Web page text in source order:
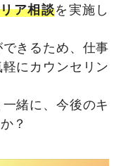
ア相談を実施し
きるため、仕事
軽にカウンセリン
緒に、今後のキ
？